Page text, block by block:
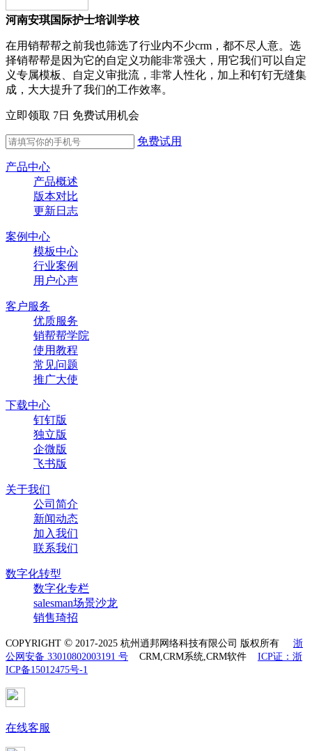
河南安琪国际护士培训学校
在用销帮帮之前我也筛选了行业内不少crm，都不尽人意。选
择销帮帮是因为它的自定义功能非常强大，用它我们可以自定
义专属模板、自定义审批流，非常人性化，加上和钉钉无缝集
成，大大提升了我们的工作效率。
立即领取 7日 免费试用机会
免费试用
产品中心
产品概述
版本对比
更新日志
案例中心
模板中心
行业案例
用户心声
客户服务
优质服务
销帮帮学院
使用教程
常见问题
推广大使
下载中心
钉钉版
独立版
企微版
飞书版
关于我们
公司简介
新闻动态
加入我们
联系我们
数字化转型
数字化专栏
salesman场景沙龙
销售琦招
COPYRIGHT © 2017-2025 杭州逍邦网络科技有限公司 版权所有 浙
公网安备 33010802003191 号 CRM,CRM系统,CRM软件 ICP证：浙
ICP备15012475号-1
在线客服